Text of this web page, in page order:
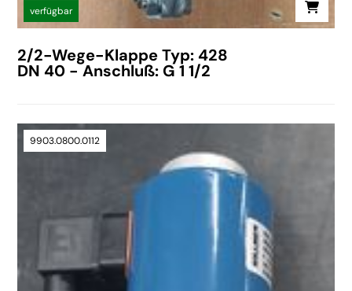
verfügbar
2/2-Wege-Klappe Typ: 428
DN 40 - Anschluß: G 1 1/2
9903.0800.0112